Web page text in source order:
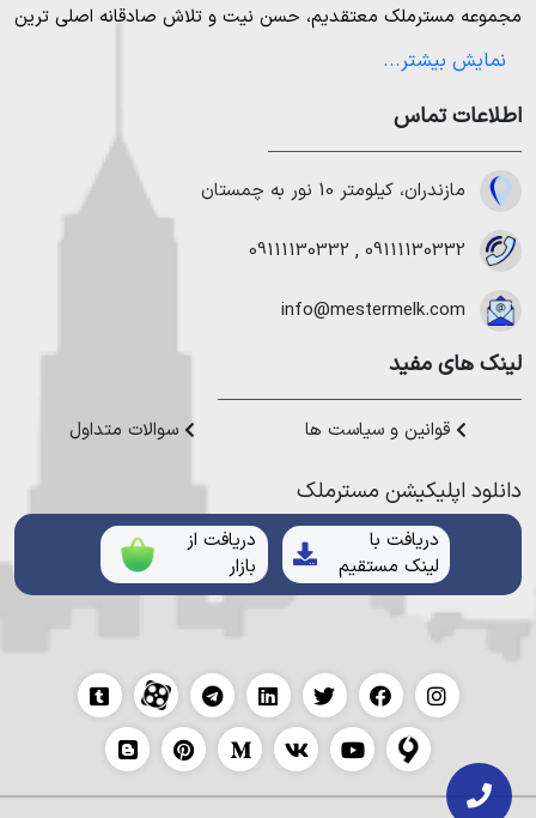
مجموعه مسترملک معتقدیم، حسن نیت و تلاش صادقانه اصلی ترین
عامل پیروزی و موفقیت در حوزه املاک بوده و از این رو تمام مساعی
مشتریانمان به ارمغان بیاوریم. مسترملک صرفاً در شهر های مرکزی
مازندران خرید و فروش ملک انجام می‌دهد. برای
خرید ملک در شمال
،خرید زمین در نور ، خرید زمین در چمستان
خرید زمین در نوشهر
خرید زمین در رویان خرید زمین در محمودآبادو همینطورخرید
ویلا در شمال،خرید ویلا در نور،خرید ویلا در چمستان
خرید ویلا
هموطنان عزیز خدمت کنیم.
نمایش بیشتر...
اطلاعات تماس
مازندران، کیلومتر 10 نور به چمستان
09111130332
,
09111130332
info@mestermelk.com
لینک های مفید
قوانین و سیاست ها سوالات متداول
دانلود اپلیکیشن مستر‌ملک
دریافت با
لینک مستقیم
دریافت از
بازار